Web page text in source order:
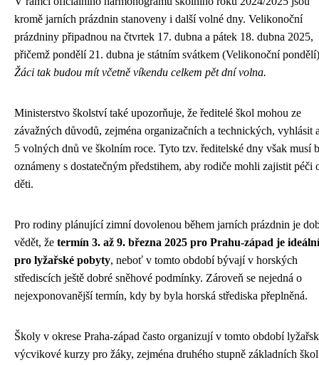
kromě jarních prázdnin stanoveny i další volné dny. Velikonoční
prázdniny připadnou na čtvrtek 17. dubna a pátek 18. dubna 2025,
přičemž pondělí 21. dubna je státním svátkem (Velikonoční
Žáci tak budou mít včetně víkendu celkem pět dní volna.
Ministerstvo školství také upozorňuje, že ředitelé škol mohou ze
závažných důvodů, zejména organizačních a technických, vyhlásit
5 volných dnů ve školním roce. Tyto tzv. ředitelské dny však musí
oznámeny s dostatečným předstihem, aby rodiče mohli zajistit péči
děti.
Pro rodiny plánující zimní dovolenou během jarních prázdnin je
vědět, že termín 3. až 9. března 2025 pro Prahu-západ je ideální
pro lyžařské pobyty, neboť v tomto období bývají v horských
střediscích ještě dobré sněhové podmínky. Zároveň se nejedná o
nejexponovanější termín, kdy by byla horská střediska přeplněná.
Školy v okrese Praha-západ často organizují v tomto období
výcvikové kurzy pro žáky, zejména druhého stupně základních